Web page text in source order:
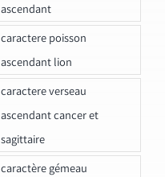
ascendant
caractere poisson
ascendant lion
caractere verseau
ascendant cancer et
sagittaire
caractère gémeau